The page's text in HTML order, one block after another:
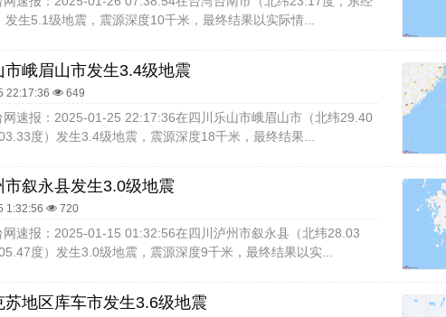
发生5.1级地震，震源深度10千米，最终结果以实际情...
市峨眉山市发生3.4级地震
22:17:36 649
网速报：2025-01-25 22:17:36在四川乐山市峨眉山市（北纬29.40
度）发生3.4级地震，震源深度18千米，最终结果...
市叙永县发生3.0级地震
1:32:56 720
网速报：2025-01-15 01:32:56在四川泸州市叙永县（北纬28.03
度）发生3.0级地震，震源深度9千米，最终结果以实...
苏地区库车市发生3.6级地震